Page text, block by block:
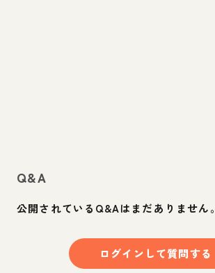
Q&A
公開されているQ&Aはまだありません。
ログインして質問する